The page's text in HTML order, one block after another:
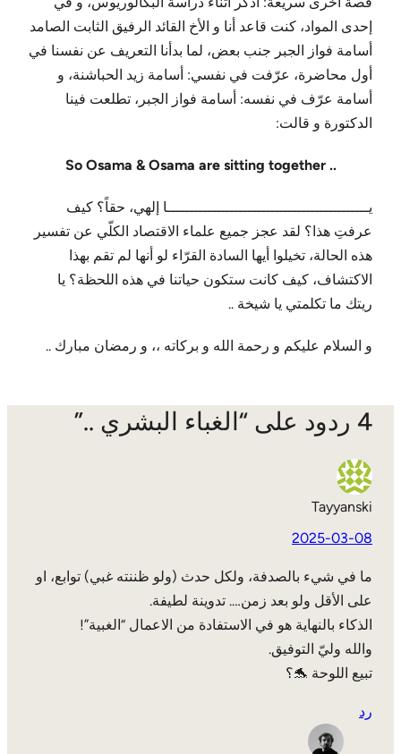
إحدى المواد، كنت قاعد أنا و الأخ القائد الرفيق الثابت الصامد
أسامة فواز الجبر جنب بعض، لما بدأنا التعريف عن نفسنا في
أول محاضرة، عرّفت في نفسي: أسامة زيد الحباشنة، و
أسامة عرّف في نفسه: أسامة فواز الجبر، تطلعت فينا
الدكتورة و قالت:
So Osama & Osama are sitting together ..
يـــــــــــــــــــــــــــــــــــــــــــــا إلهي، حقاً؟ كيف
عرفتِ هذا؟ لقد عجز جميع علماء الاقتصاد الكلّي عن تفسير
هذه الحالة، تخيلوا أيها السادة القرّاء لو أنها لم تقم بهذا
الاكتشاف، كيف كانت ستكون حياتنا في هذه اللحظة؟ يا
ريتك ما تكلمتي يا شيخة ..
و السلام عليكم و رحمة الله و بركاته ،، و رمضان مبارك ..
4 ردود على “الغباء البشري ..”
Tayyanski
2025-03-08
ما في شيء بالصدفة، ولكل حدث (ولو ظننته غبي) توابع، او
على الأقل ولو بعد زمن…. تدوينة لطيفة.
الذكاء بالنهاية هو في الاستفادة من الاعمال “الغبية”!
والله وليّ التوفيق.
تبيع اللوحة 🐬؟
رد